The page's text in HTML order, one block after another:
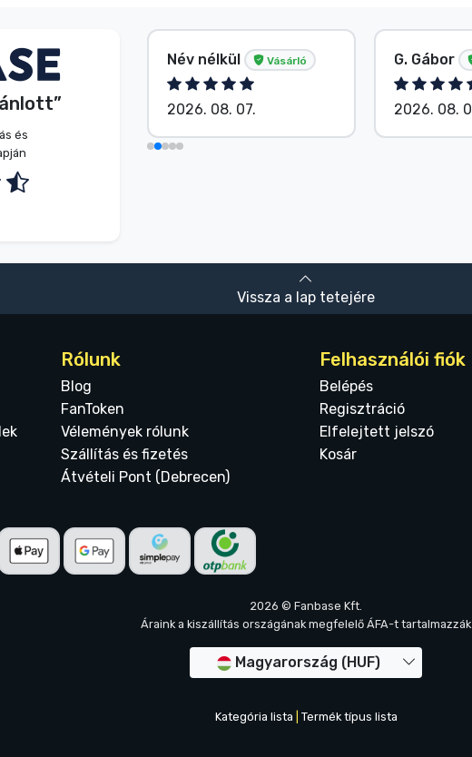
és
Név nélkül Vásárló
2026. 08. 07.
G. Gábor Vásárló
2026. 08. 07.
Vissza a lap tetejére
Rólunk
Blog
FanToken
Vélemények rólunk
Szállítás és fizetés
Átvételi Pont (Debrecen)
Felhasználói fiók
Belépés
Regisztráció
Elfelejtett jelszó
Kosár
2026 © Fanbase Kft.
Áraink a kiszállítás országának megfelelő ÁFA-t tartalmazzák
Magyarország (HUF)
Kategória lista Termék típus lista